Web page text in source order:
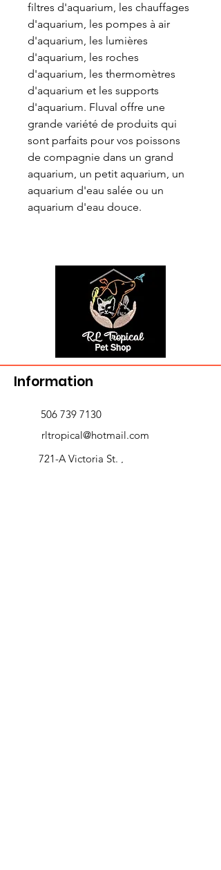
filtres d'aquarium, les chauffages
d'aquarium, les pompes à air
d'aquarium, les lumières
d'aquarium, les roches
d'aquarium, les thermomètres
d'aquarium et les supports
d'aquarium. Fluval offre une
grande variété de produits qui
sont parfaits pour vos poissons
de compagnie dans un grand
aquarium, un petit aquarium, un
aquarium d'eau salée ou un
aquarium d'eau douce.
Information
506 739 7130
rltropical@hotmail.com
721-A Victoria St. ,